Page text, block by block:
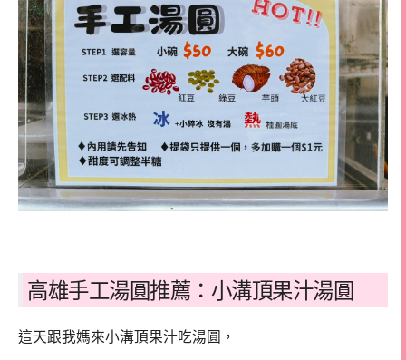
高雄手工湯圓推薦：小溝頂果汁湯圓
這天跟我媽來小溝頂果汁吃湯圓，